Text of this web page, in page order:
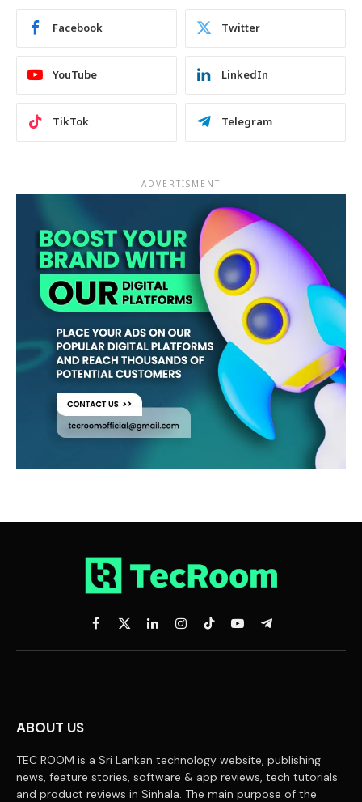
Facebook Twitter
YouTube LinkedIn
TikTok Telegram
ADVERTISMENT
Facebook
X
(Twitter)
LinkedInInstagram
TikTokYouTubeTelegram
ABOUT US
TEC ROOM is a Sri Lankan technology website, publishing
news, feature stories, software & app reviews, tech tutorials
and product reviews in Sinhala. The main purpose of the